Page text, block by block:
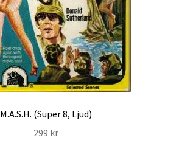
M.A.S.H. (Super 8, Ljud)
299 kr